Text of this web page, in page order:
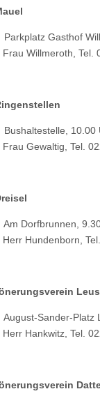
Gasthof
Willmeroth, Tel.
10.00
Gewaltig, Tel.
9.30
Hundenborn, Tel.
Sander-Platz
Hankwitz, Tel.